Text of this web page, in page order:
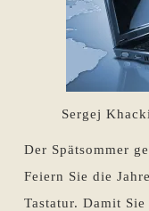
Sergej
Der Spätsommer
Feiern Sie die
Tastatur. Damit